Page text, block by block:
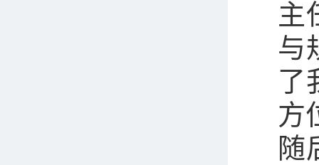
主
与
了
方
随